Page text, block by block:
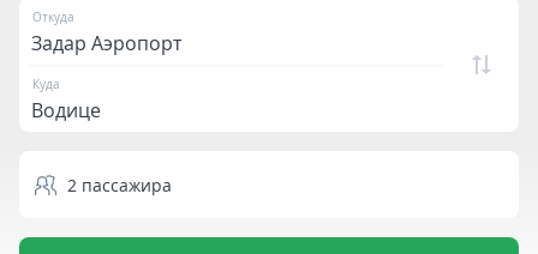
Откуда
Куда
2 пассажира